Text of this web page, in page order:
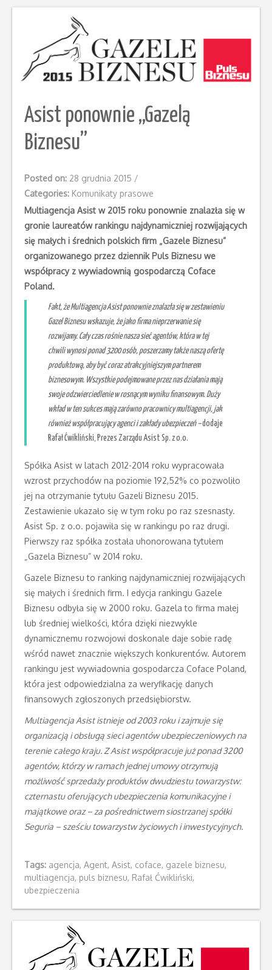
Asist ponownie „Gazelą
Biznesu”
Posted on: 28 grudnia 2015 /
Categories: Komunikaty prasowe
Multiagencja Asist w 2015 roku ponownie znalazła się w
gronie laureatów rankingu najdynamiczniej rozwijających
się małych i średnich polskich firm „Gazele Biznesu”
organizowanego przez dziennik Puls Biznesu we
współpracy z wywiadownią gospodarczą Coface
Poland.
Fakt, że Multiagencja Asist ponownie znalazła się w zestawieniu
Gazel Biznesu wskazuje, że jako firma nieprzerwanie się
rozwijamy. Cały czas rośnie nasza sieć agentów, która w tej
chwili wynosi ponad 3200 osób, poszerzamy także naszą ofertę
produktową, aby być coraz atrakcyjniejszym partnerem
biznesowym. Wszystkie podejmowane przez nas działania mają
swoje odzwierciedlenie w rosnącym wyniku finansowym. Duży
wkład w ten sukces mają zarówno pracownicy multiagencji, jak
również współpracujący agenci i zakłady ubezpieczeń –dodaje
Rafał Ćwikliński, Prezes Zarządu Asist Sp. z o.o.
Spółka Asist w latach 2012-2014 roku wypracowała
wzrost przychodów na poziomie 192,52% co pozwoliło
jej na otrzymanie tytułu Gazeli Biznesu 2015.
Zestawienie ukazało się w tym roku po raz szesnasty.
Asist Sp. z o.o. pojawiła się w rankingu po raz drugi.
Pierwszy raz spółka została uhonorowana tytułem
„Gazela Biznesu” w 2014 roku.
Gazele Biznesu to ranking najdynamiczniej rozwijających
się małych i średnich firm. I edycja rankingu Gazele
Biznesu odbyła się w 2000 roku. Gazela to firma małej
lub średniej wielkości, która dzięki niezwykle
dynamicznemu rozwojowi doskonale daje sobie radę
wśród nawet znacznie większych konkurentów. Autorem
rankingu jest wywiadownia gospodarcza Coface Poland,
która jest odpowiedzialna za weryfikację danych
finansowych zgłoszonych przedsiębiorstw.
Multiagencja Asist istnieje od 2003 roku i zajmuje się
organizacją i obsługą sieci agentów ubezpieczeniowych na
terenie całego kraju. Z Asist współpracuje już ponad 3200
agentów, którzy w ramach jednej umowy otrzymują
możliwość sprzedaży produktów dwudziestu towarzystw:
czternastu oferujących ubezpieczenia komunikacyjne i
majątkowe oraz – za pośrednictwem siostrzanej spółki
Seguria – sześciu towarzystw życiowych i inwestycyjnych.
Tags: agencja, Agent, Asist, coface, gazele biznesu,
multiagencja, puls biznesu, Rafał Ćwikliński,
ubezpieczenia